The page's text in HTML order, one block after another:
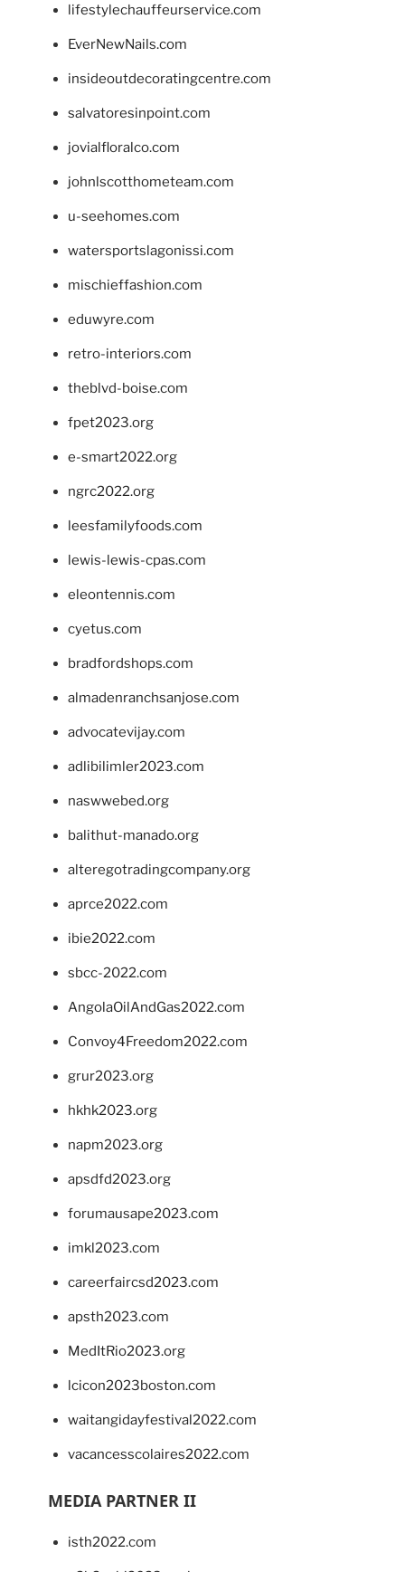
lifestylechauffeurservice.com
EverNewNails.com
insideoutdecoratingcentre.com
salvatoresinpoint.com
jovialfloralco.com
johnlscotthometeam.com
u-seehomes.com
watersportslagonissi.com
mischieffashion.com
eduwyre.com
retro-interiors.com
theblvd-boise.com
fpet2023.org
e-smart2022.org
ngrc2022.org
leesfamilyfoods.com
lewis-lewis-cpas.com
eleontennis.com
cyetus.com
bradfordshops.com
almadenranchsanjose.com
advocatevijay.com
adlibilimler2023.com
naswwebed.org
balithut-manado.org
alteregotradingcompany.org
aprce2022.com
ibie2022.com
sbcc-2022.com
AngolaOilAndGas2022.com
Convoy4Freedom2022.com
grur2023.org
hkhk2023.org
napm2023.org
apsdfd2023.org
forumausape2023.com
imkl2023.com
careerfaircsd2023.com
apsth2023.com
MedItRio2023.org
lcicon2023boston.com
waitangidayfestival2022.com
vacancesscolaires2022.com
MEDIA PARTNER II
isth2022.com